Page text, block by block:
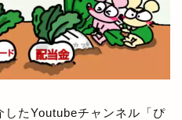
たYoutubeチャンネル「ぴ